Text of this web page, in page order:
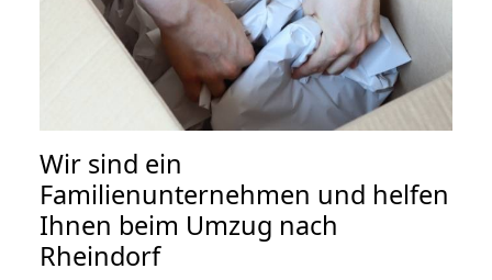
Wir sind ein
Familienunternehmen und helfen
Ihnen beim Umzug nach
Rheindorf